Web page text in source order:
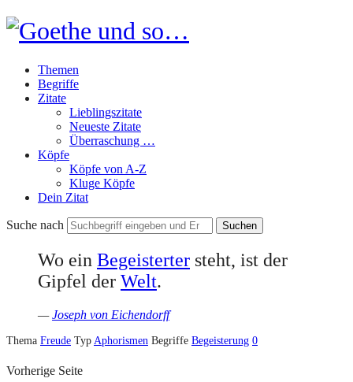
Goethe
und
so…
Themen
Begriffe
Zitate
Lieblingszitate
Neueste Zitate
Überraschung …
Köpfe
Köpfe von A-Z
Kluge Köpfe
Dein Zitat
Suche nach
Wo ein Begeisterter steht, ist der
Gipfel der Welt.
—Joseph von Eichendorff
Thema Freude Typ Aphorismen Begriffe Begeisterung 0
Vorherige Seite